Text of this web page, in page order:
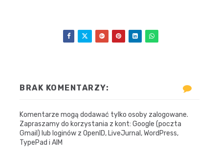
BRAK KOMENTARZY:
Komentarze mogą dodawać tylko osoby zalogowane.
Zapraszamy do korzystania z kont: Google (poczta
Gmail) lub loginów z OpenID, LiveJurnal, WordPress,
TypePad i AIM